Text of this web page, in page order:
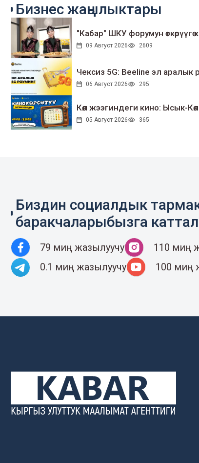
Бизнес жаңылыктары
"Кабар" ШКУ форумун өткөрүүгө
09 Август 2026 2609
Чексиз 5G: Beeline эл
06 Август 2026 295
Көл жээгиндеги кино: Ысык-
05 Август 2026 365
Биздин социалдык
баракчаларыбызга
79 миң жазылуучу
110 миң
0.1 миң жазылуучу
100 миң